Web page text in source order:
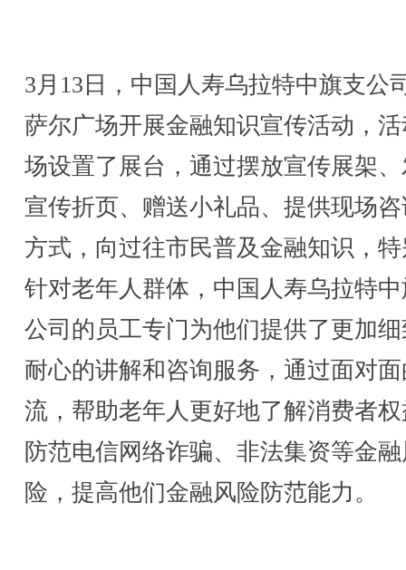
3月13日，中国人寿乌拉特中旗支公
萨尔广场开展金融知识宣传活动，
场设置了展台，通过摆放宣传展架
宣传折页、赠送小礼品、提供现场
方式，向过往市民普及金融知识，
针对老年人群体，中国人寿乌拉特
公司的员工专门为他们提供了更加
耐心的讲解和咨询服务，通过面对
流，帮助老年人更好地了解消费者
防范电信网络诈骗、非法集资等金
险，提高他们金融风险防范能力。